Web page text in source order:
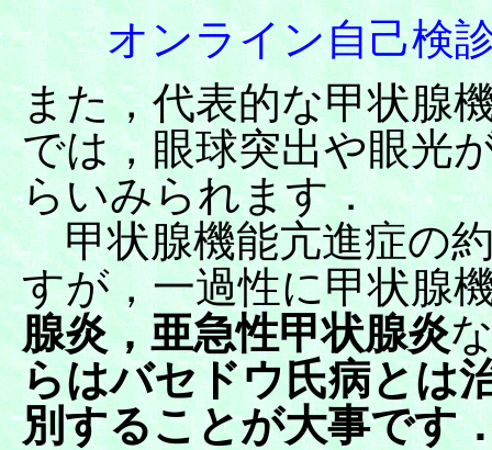
オンライン自己検
また，代表的な甲状腺
では，眼球突出や眼光
らいみられます．
甲状腺機能亢進症の
すが，一過性に甲状腺
腺炎，亜急性甲状腺炎
らはバセドウ氏病とは
別することが大事です